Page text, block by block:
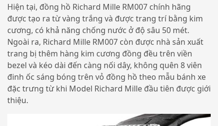
Hiện tại, đồng hồ Richard Mille RM007 chính hãng
được tạo ra từ vàng trắng và được trang trí bằng kim
cương, có khả năng chống nước ở độ sâu 50 mét.
Ngoài ra, Richard Mille RM007 còn được nhà sản xuất
trang bị thêm hàng kim cương đồng đều trên viền
bezel và kéo dài đến càng nối dây, không quên 8 viên
đinh ốc sáng bóng trên vỏ đồng hồ theo mẫu bánh xe
đặc trưng từ khi Model Richard Mille đầu tiên được giới
thiệu.